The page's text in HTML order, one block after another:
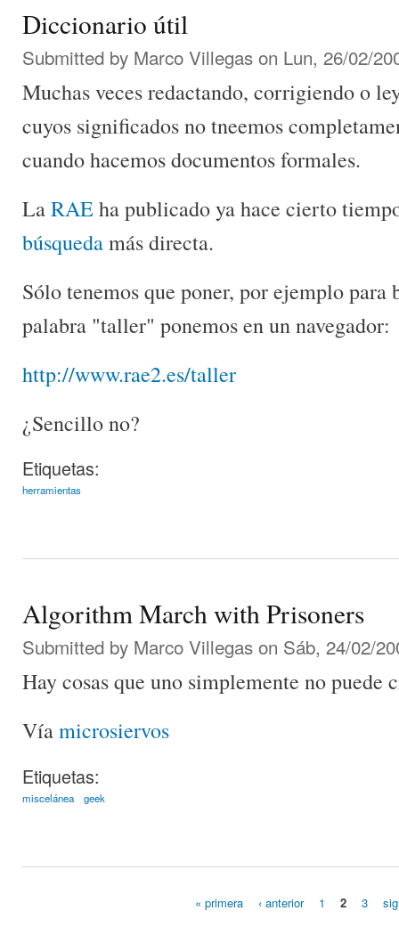
Diccionario útil
Submitted by Marco Villegas on Lun, 26/02/
Muchas veces redactando, corrigiendo o
cuyos significados no tneemos
cuando hacemos documentos formales.
LaRAEha publicado ya hace cierto
búsquedamás directa.
Sólo tenemos que poner, por ejemplo
palabra "taller" ponemos en un navegador:
http://www.rae2.es/taller
¿Sencillo no?
Etiquetas:
herramientas
Algorithm March with Prisoners
Submitted by Marco Villegas on Sáb, 24/02/
Hay cosas que uno simplemente no puede
Víamicrosiervos
Etiquetas:
miscelánea geek
« primera ‹ anterior 1 2 3